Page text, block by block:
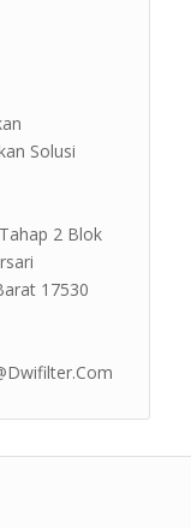
Solusi
2 Blok
17530